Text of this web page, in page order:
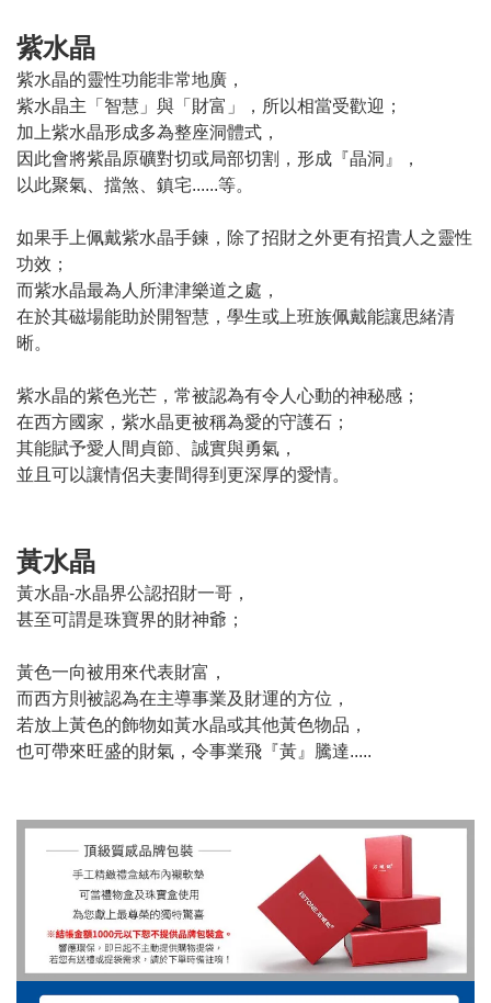
紫水晶
紫水晶的靈性功能非常地廣，
紫水晶主「智慧」與「財富」，所以相當受歡迎；
加上紫水晶形成多為整座洞體式，
因此會將紫晶原礦對切或局部切割，形成『晶洞』，
以此聚氣、擋煞、鎮宅......等。
如果手上佩戴紫水晶手鍊，除了招財之外更有招貴人之靈性
功效；
而紫水晶最為人所津津樂道之處，
在於其磁場能助於開智慧，學生或上班族佩戴能讓思緒清
晰。
紫水晶的紫色光芒，常被認為有令人心動的神秘感；
在西方國家，紫水晶更被稱為愛的守護石；
其能賦予愛人間貞節、誠實與勇氣，
並且可以讓情侶夫妻間得到更深厚的愛情。
黃水晶
黃水晶-水晶界公認招財一哥，
甚至可謂是珠寶界的財神爺；
黃色一向被用來代表財富，
而西方則被認為在主導事業及財運的方位，
若放上黃色的飾物如黃水晶或其他黃色物品，
也可帶來旺盛的財氣，令事業飛『黃』騰達.....